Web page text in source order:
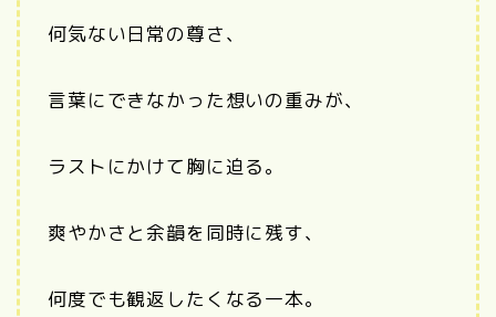
何気ない日常の尊さ、
言葉にできなかった想いの重みが、
ラストにかけて胸に迫る。
爽やかさと余韻を同時に残す、
何度でも観返したくなる一本。